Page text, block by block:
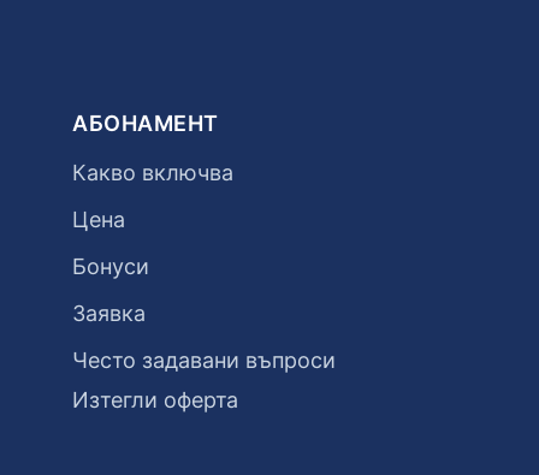
АБОНАМЕНТ
Какво включва
Цена
Бонуси
Заявка
Често задавани въпроси
Изтегли оферта